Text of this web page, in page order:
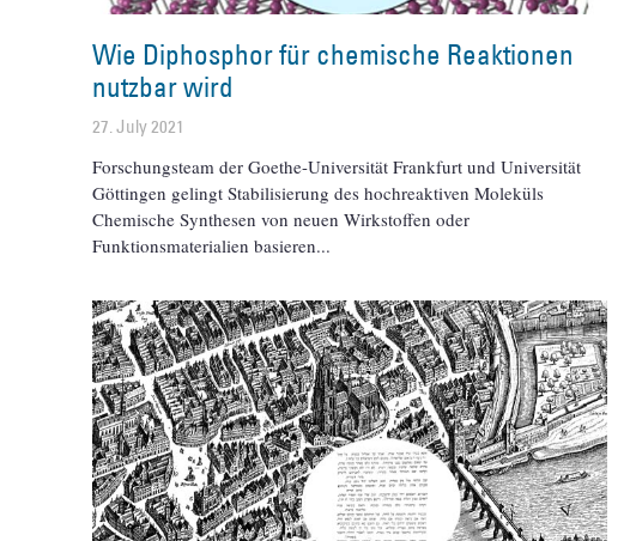
Wie Diphosphor für chemische Reaktionen
nutzbar wird
27. July 2021
Forschungsteam der Goethe-Universität Frankfurt und Universität
Göttingen gelingt Stabilisierung des hochreaktiven Moleküls
Chemische Synthesen von neuen Wirkstoffen oder
Funktionsmaterialien basieren